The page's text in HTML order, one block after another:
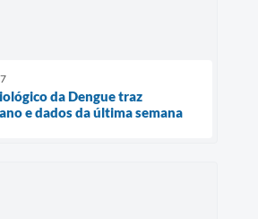
da Dengue traz
e dados da última semana